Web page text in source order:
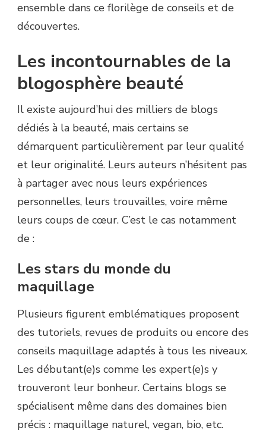
ensemble dans ce florilège de conseils et de
découvertes.
Les incontournables de la
blogosphère beauté
Il existe aujourd’hui des milliers de blogs
dédiés à la beauté, mais certains se
démarquent particulièrement par leur qualité
et leur originalité. Leurs auteurs n’hésitent pas
à partager avec nous leurs expériences
personnelles, leurs trouvailles, voire même
leurs coups de cœur. C’est le cas notamment
de :
Les stars du monde du
maquillage
Plusieurs figurent emblématiques proposent
des tutoriels, revues de produits ou encore des
conseils maquillage adaptés à tous les niveaux.
Les débutant(e)s comme les expert(e)s y
trouveront leur bonheur. Certains blogs se
spécialisent même dans des domaines bien
précis : maquillage naturel, vegan, bio, etc.